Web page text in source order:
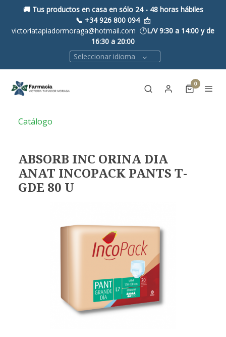
🚚 Tus productos en casa en sólo 24 - 48 horas hábiles
📞 +34 926 800 094 📩
victoriatapiadormoraga@hotmail.com 🕐L/V 9:30 a 14:00 y de
16:30 a 20:00
Seleccionar idioma
0
Catálogo
ABSORB INC ORINA DIA
ANAT INCOPACK PANTS T-
GDE 80 U